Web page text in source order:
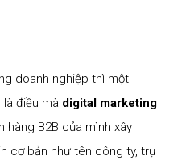
doanh nghiệp thì một
điều mà digital marketing
hàng B2B của mình xây
cơ bản như tên công ty, trụ